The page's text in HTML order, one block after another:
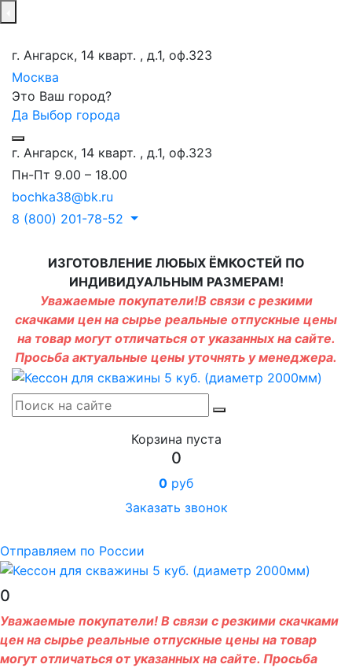
г. Ангарск, 14 кварт. , д.1, оф.323
Москва
Это Ваш город?
Да Выбор города
г. Ангарск, 14 кварт. , д.1, оф.323
Пн-Пт 9.00 – 18.00
bochka38@bk.ru
8 (800) 201-78-52
ИЗГОТОВЛЕНИЕ ЛЮБЫХ ЁМКОСТЕЙ ПО
ИНДИВИДУАЛЬНЫМ РАЗМЕРАМ!
Уважаемые покупатели!В связи с резкими
скачками цен на сырье реальные отпускные цены
на товар могут отличаться от указанных на сайте.
Просьба актуальные цены уточнять у менеджера.
Корзина пуста
0
0 руб
Заказать звонок
Отправляем по России
0
Уважаемые покупатели! В связи с резкими скачками
цен на сырье реальные отпускные цены на товар
могут отличаться от указанных на сайте. Просьба